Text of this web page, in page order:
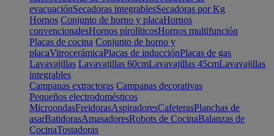
evacuaciónSecadoras integrablesSecadoras por Kg
Hornos Conjunto de horno y placaHornos
convencionalesHornos pirolíticosHornos multifunción
Placas de cocina Conjunto de horno y
placaVitrocerámicaPlacas de inducciónPlacas de gas
Lavavajillas Lavavajillas 60cmLavavajillas 45cmLavavajillas
integrables
Campanas extractoras Campanas decorativas
Pequeños electrodomésticos
MicroondasFreidorasAspiradoresCafeterasPlanchas de
asarBatidorasAmasadoresRobots de CocinaBalanzas de
CocinaTostadoras